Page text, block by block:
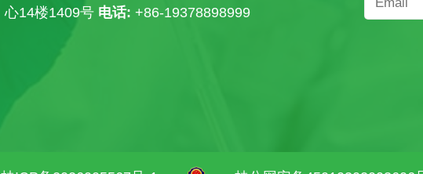
心14楼1409号 电话: +86-19378898999